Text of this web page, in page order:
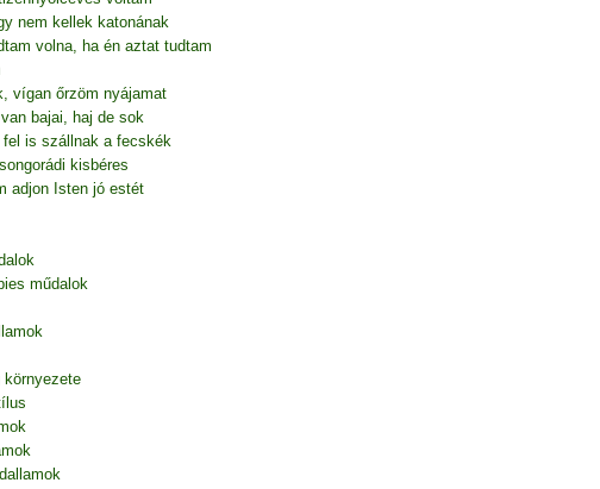
nem kellek katonának
volna, ha én aztat tudtam
vígan őrzöm nyájamat
bajai, haj de sok
fel is szállnak a fecskék
kisbéres
adjon Isten jó estét
műdalok